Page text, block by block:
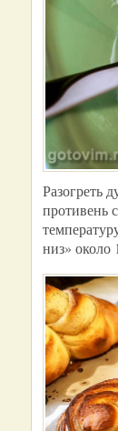
Разогреть
противень
низ» около